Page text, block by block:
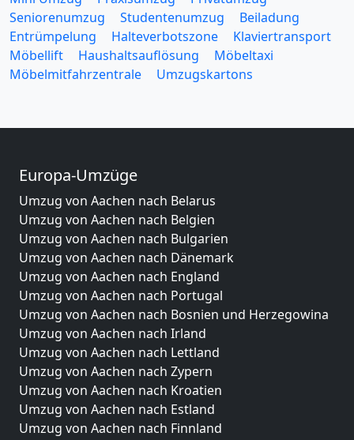
Seniorenumzug
Studentenumzug
Beiladung
Entrümpelung
Halteverbotszone
Klaviertransport
Möbellift
Haushaltsauflösung
Möbeltaxi
Möbelmitfahrzentrale
Umzugskartons
Europa-Umzüge
Umzug von Aachen nach Belarus
Umzug von Aachen nach Belgien
Umzug von Aachen nach Bulgarien
Umzug von Aachen nach Dänemark
Umzug von Aachen nach England
Umzug von Aachen nach Portugal
Umzug von Aachen nach Bosnien und Herzegowina
Umzug von Aachen nach Irland
Umzug von Aachen nach Lettland
Umzug von Aachen nach Zypern
Umzug von Aachen nach Kroatien
Umzug von Aachen nach Estland
Umzug von Aachen nach Finnland